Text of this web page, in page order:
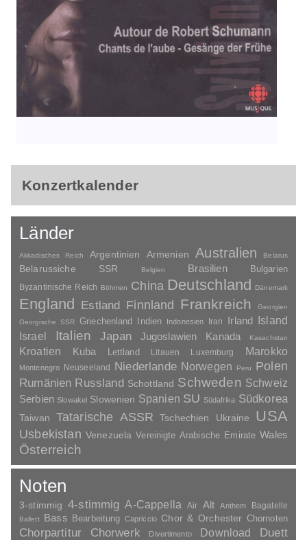
Konzertkalender
Länder
Akkadisches Reich Argentinien Armenien Australien Belarus
Belarussiche SSR Belgien Brasilien Bulgarien
Byzantinische Reich Böhmen China Deutschland Dänemark
England Estland Finnland Frankreich
Georgien
Georgische SSR
Griechenland Indien Indonesien Iran Irland
Island
Israel
Italien Japan Jugoslawien Kanada Kasachstan
Kroatien Kuba Lettland Litauen Luxemburg Marokko
Montenegro Neuseeland Niederlande Norwegen Peru
Polen
Rumänien Russland Schottland Schweden Schweiz
Serbien Slowakei Slowenien Spanien SU Südafrika Südkorea
Taiwan Tatarische ASSR Tschechien Ukraine USA
Usbekistan Venezuela Vereinigte Arabische Emirate Wales
Österreich
Noten
3-stimmig 4-stimmig A-Cappella Air Alt Anthem Bagatelle
Ballett Bass Bearbeitung Capriccio Chor & Orchester Chornoten
Chorpartitur Chorwerk Divertimento Download
Duett